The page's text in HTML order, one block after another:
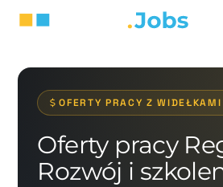
OFERTY PRACY Z WIDEŁKAMI
Oferty pracy
Rozwój i